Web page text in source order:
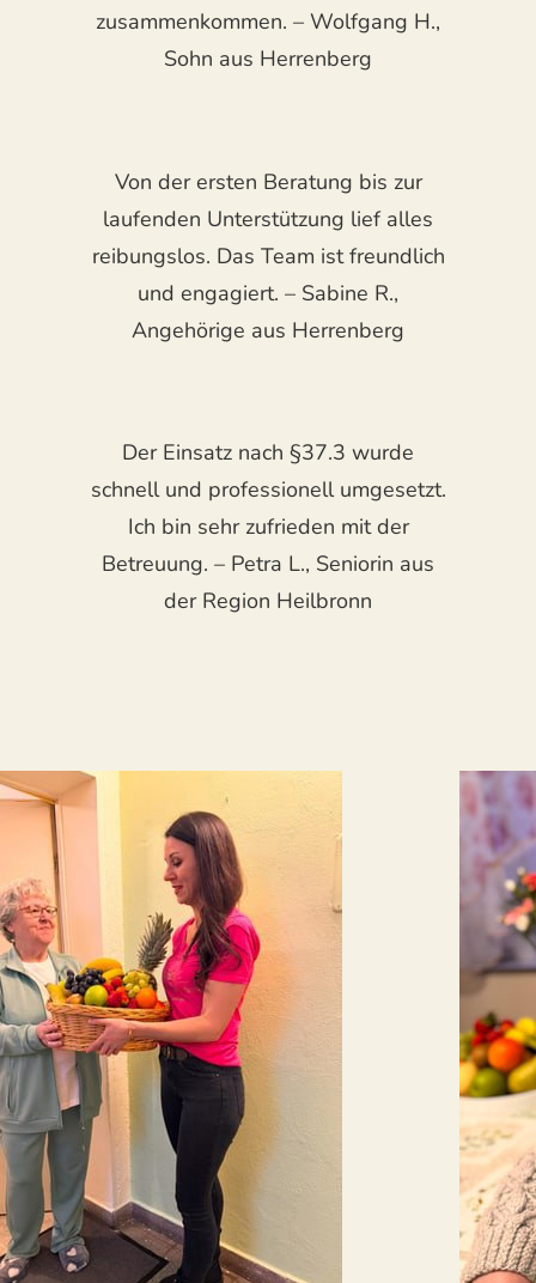
zusammenkommen. – Wolfgang H.,
Sohn aus Herrenberg
Von der ersten Beratung bis zur
laufenden Unterstützung lief alles
reibungslos. Das Team ist freundlich
und engagiert. – Sabine R.,
Angehörige aus Herrenberg
Der Einsatz nach §37.3 wurde
schnell und professionell umgesetzt.
Ich bin sehr zufrieden mit der
Betreuung. – Petra L., Seniorin aus
der Region Heilbronn